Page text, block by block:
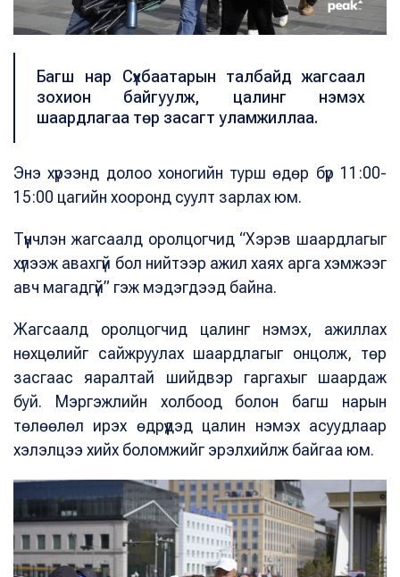
Багш нар Сүхбаатарын талбайд жагсаал
зохион байгуулж, цалинг нэмэх
шаардлагаа төр засагт уламжиллаа.
Энэ хүрээнд долоо хоногийн турш өдөр бүр 11:00-
15:00 цагийн хооронд суулт зарлах юм.
Түүнчлэн жагсаалд оролцогчид “Хэрэв шаардлагыг
хүлээж авахгүй бол нийтээр ажил хаях арга хэмжээг
авч магадгүй” гэж мэдэгдээд байна.
Жагсаалд оролцогчид цалинг нэмэх, ажиллах
нөхцөлийг сайжруулах шаардлагыг онцолж, төр
засгаас яаралтай шийдвэр гаргахыг шаардаж
буй.
Мэргэжлийн холбоод болон багш нарын
төлөөлөл ирэх өдрүүдэд цалин нэмэх асуудлаар
хэлэлцээ хийх боломжийг эрэлхийлж байгаа юм.